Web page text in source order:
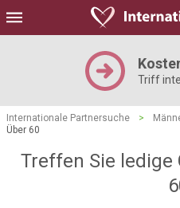
Triff
Internationale Partnersuche >
Über 60
Treffen Sie ledige